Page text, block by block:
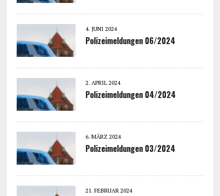
4. JUNI 2024
Polizeimeldungen 06/2024
2. APRIL 2024
Polizeimeldungen 04/2024
6. MÄRZ 2024
Polizeimeldungen 03/2024
21. FEBRUAR 2024